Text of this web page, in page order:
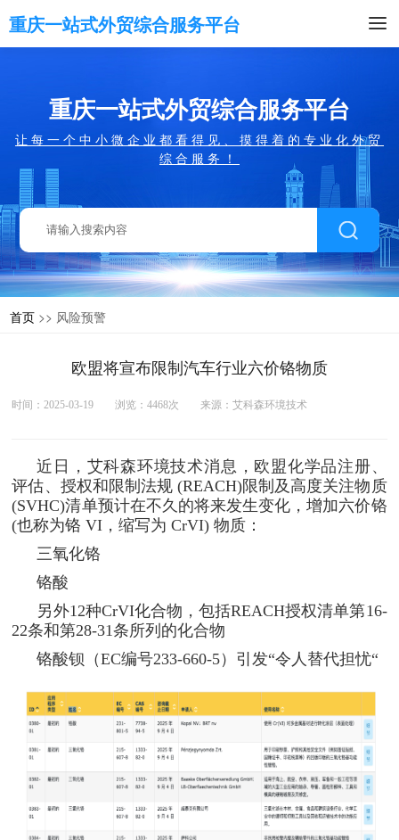
重庆一站式外贸综合服务平台
重庆一站式外贸综合服务平台
让每一个中小微企业都看得见、摸得着的专业化外贸
综合服务！
首页 >> 风险预警
欧盟将宣布限制汽车行业六价铬物质
时间：2025-03-19 浏览：4468次 来源：艾科森环境技术
近日，艾科森环境技术消息，欧盟化学品注册、
评估、授权和限制法规 (REACH)限制及高度关注物质
(SVHC)清单预计在不久的将来发生变化，增加六价铬
(也称为铬 VI，缩写为 CrVI) 物质：
三氧化铬
铬酸
另外12种CrVI化合物，包括REACH授权清单第16-
22条和第28-31条所列的化合物
铬酸钡（EC编号233-660-5）引发“令人替代担忧“